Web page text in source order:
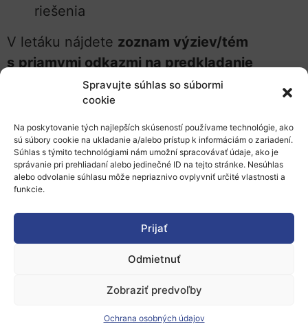
Spravujte súhlas so súbormi
cookie
Na poskytovanie tých najlepších skúseností používame technológie, ako
sú súbory cookie na ukladanie a/alebo prístup k informáciám o zariadení.
Súhlas s týmito technológiami nám umožní spracovávať údaje, ako je
správanie pri prehliadaní alebo jedinečné ID na tejto stránke. Nesúhlas
alebo odvolanie súhlasu môže nepriaznivo ovplyvniť určité vlastnosti a
funkcie.
Prijať
Odmietnuť
Zobraziť predvoľby
Ochrana osobných údajov
riešenia
V letáku nájdete zoznam výziev/tém
s priamymi odkazmi na predkladanie
projektových návrhovna FTO portáli.
Uvedené sú tiež
rozpočet na tému, očakávaný príspevok EÚ
na jednotlivý projekt.
Na rok2023 sa otvorilo 18 tém,uzávierka
na predkladanie projektových návrhov je
stanovená na9. marca 2023.
Časť projektov, ktorá je financovaná
prostredníctvom horizontovej grantovej
schémy Výskumné infraštruktúry, poskytuje